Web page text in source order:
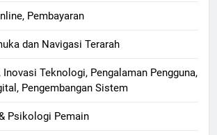
Pembayaran
dan Navigasi Terarah
Teknologi, Pengalaman Pengguna,
Pengembangan Sistem
Psikologi Pemain